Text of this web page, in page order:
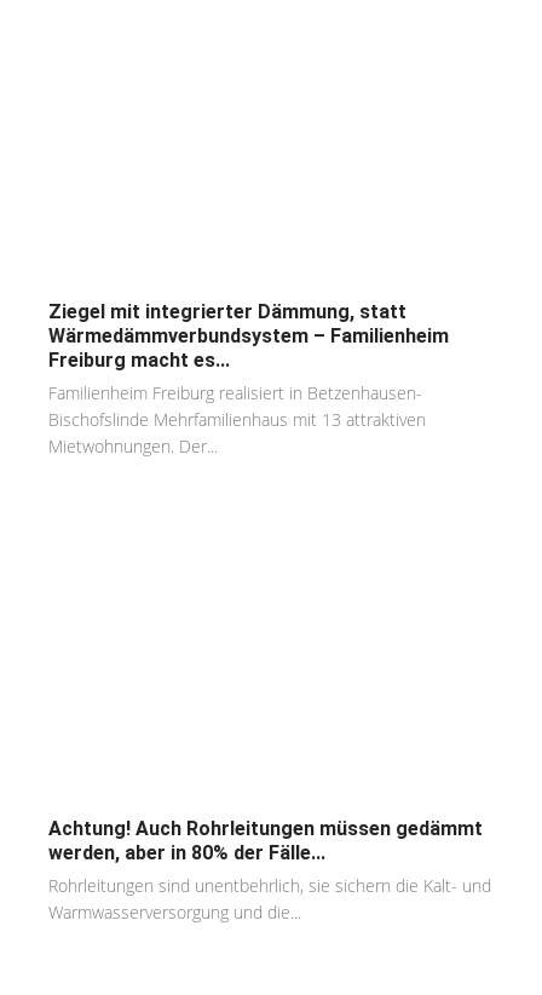
Ziegel mit integrierter Dämmung, statt
Wärmedämmverbundsystem – Familienheim
Freiburg macht es...
Familienheim Freiburg realisiert in Betzenhausen-
Bischofslinde Mehrfamilienhaus mit 13 attraktiven
Mietwohnungen. Der...
Achtung! Auch Rohrleitungen müssen gedämmt
werden, aber in 80% der Fälle...
Rohrleitungen sind unentbehrlich, sie sichern die Kalt- und
Warmwasserversorgung und die...